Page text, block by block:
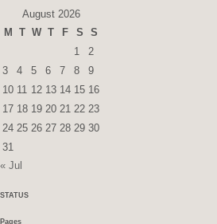
August 2026
M
T W T F S
S
1
2
3
4 5 6 7 8
9
10 11 12 13 14 15 16
17 18 19 20 21 22 23
24 25 26 27 28 29 30
31
« Jul
STATUS
Pages